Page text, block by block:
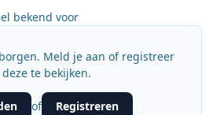
bekend voor
Meld je aan of registreer
te bekijken.
of Registreren